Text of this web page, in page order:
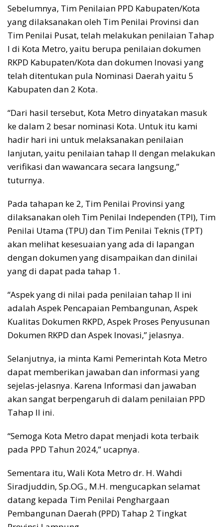
Sebelumnya, Tim Penilaian PPD Kabupaten/Kota
yang dilaksanakan oleh Tim Penilai Provinsi dan
Tim Penilai Pusat, telah melakukan penilaian Tahap
I di Kota Metro, yaitu berupa penilaian dokumen
RKPD Kabupaten/Kota dan dokumen Inovasi yang
telah ditentukan pula Nominasi Daerah yaitu 5
Kabupaten dan 2 Kota.
“Dari hasil tersebut, Kota Metro dinyatakan masuk
ke dalam 2 besar nominasi Kota. Untuk itu kami
hadir hari ini untuk melaksanakan penilaian
lanjutan, yaitu penilaian tahap II dengan melakukan
verifikasi dan wawancara secara langsung,”
tuturnya.
Pada tahapan ke 2, Tim Penilai Provinsi yang
dilaksanakan oleh Tim Penilai Independen (TPI), Tim
Penilai Utama (TPU) dan Tim Penilai Teknis (TPT)
akan melihat kesesuaian yang ada di lapangan
dengan dokumen yang disampaikan dan dinilai
yang di dapat pada tahap 1.
“Aspek yang di nilai pada penilaian tahap II ini
adalah Aspek Pencapaian Pembangunan, Aspek
Kualitas Dokumen RKPD, Aspek Proses Penyusunan
Dokumen RKPD dan Aspek Inovasi,” jelasnya.
Selanjutnya, ia minta Kami Pemerintah Kota Metro
dapat memberikan jawaban dan informasi yang
sejelas-jelasnya. Karena Informasi dan jawaban
akan sangat berpengaruh di dalam penilaian PPD
Tahap II ini.
“Semoga Kota Metro dapat menjadi kota terbaik
pada PPD Tahun 2024,” ucapnya.
Sementara itu, Wali Kota Metro dr. H. Wahdi
Siradjuddin, Sp.OG., M.H. mengucapkan selamat
datang kepada Tim Penilai Penghargaan
Pembangunan Daerah (PPD) Tahap 2 Tingkat